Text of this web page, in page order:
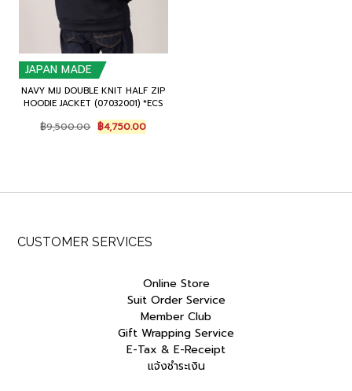
JAPAN MADE
NAVY MIJ DOUBLE KNIT HALF ZIP
HOODIE JACKET (07032001) *ECS
฿9,500.00 Original
price
฿4,750.00Current
price
CUSTOMER SERVICES
Online Store
Suit Order Service
Member Club
Gift Wrapping Service
E-Tax & E-Receipt
แจ้งชำระเงิน